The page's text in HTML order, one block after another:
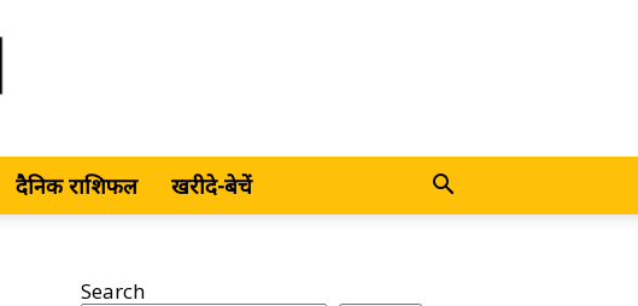
दैनिक राशिफल खरीदे-बेचें
Search